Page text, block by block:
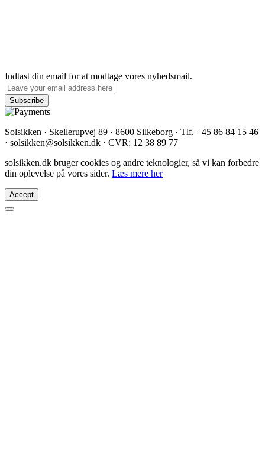
Indtast din email for at modtage vores nyhedsmail.
Solsikken · Skellerupvej 89 · 8600 Silkeborg · Tlf. +45 86 84 15 46
· solsikken@solsikken.dk · CVR: 12 38 89 77
solsikken.dk bruger cookies og andre teknologier, så vi kan forbedre
din oplevelse på vores sider. Læs mere her
Accept